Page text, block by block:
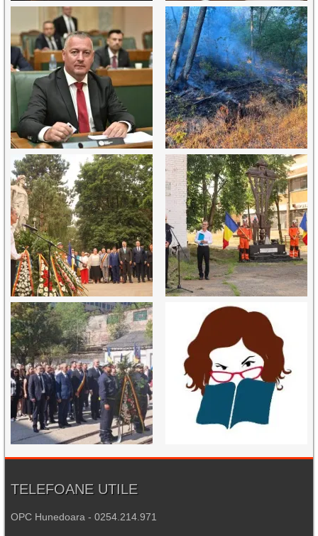
TELEFOANE UTILE
OPC Hunedoara - 0254.214.971